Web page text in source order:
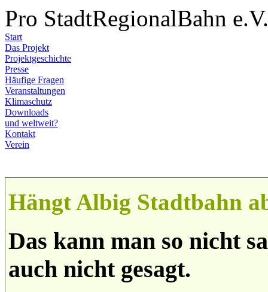
Pro StadtRegionalBahn e.V.
Start
Das Projekt
Projektgeschichte
Presse
Häufige Fragen
Veranstaltungen
Klimaschutz
Downloads
und weltweit?
Kontakt
Verein
Hängt Albig Stadtbahn
Das kann man so nicht
auch nicht gesagt.